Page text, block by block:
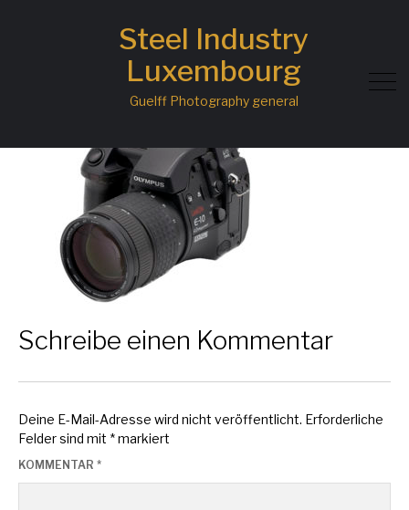
Steel Industry
Luxembourg
Guelff Photography general
Olympus-E10-Websäit
Schreibe einen Kommentar
Deine E-Mail-Adresse wird nicht veröffentlicht. Erforderliche
Felder sind mit *markiert
KOMMENTAR *